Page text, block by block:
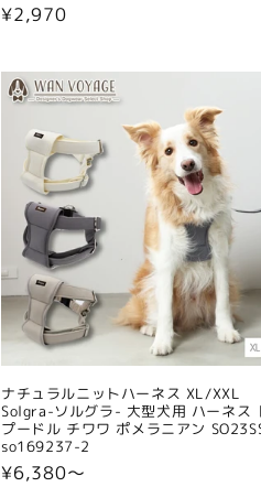
通
格
¥2,970
ナチュラルニットハーネス XL/XXL
Solgra-ソルグラ- 大型犬用 ハーネス
プードル チワワ ポメラニアン
so169237-2
通
¥6,380〜